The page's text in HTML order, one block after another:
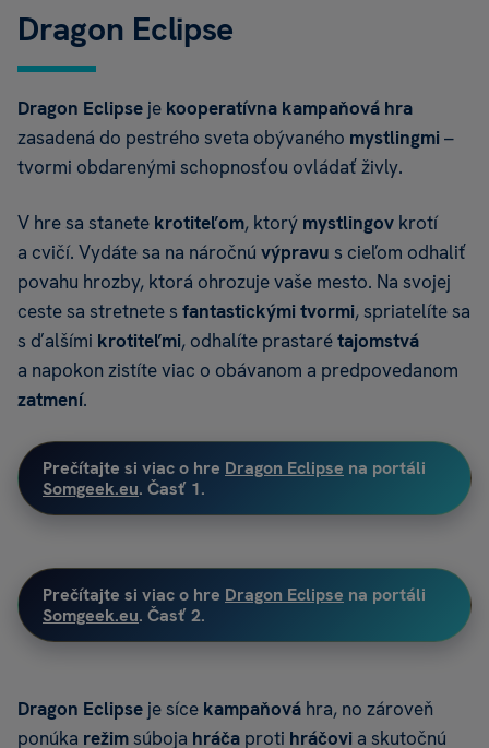
Dragon Eclipse
Dragon Eclipse je kooperatívna kampaňová hra
zasadená do pestrého sveta obývaného mystlingmi–
tvormi obdarenými schopnosťou ovládať živly.
V hre sa stanete krotiteľom, ktorý mystlingov krotí
a cvičí. Vydáte sa na náročnú výpravu s cieľom odhaliť
povahu hrozby, ktorá ohrozuje vaše mesto. Na svojej
ceste sa stretnete s fantastickýmitvormi, spriatelíte sa
s ďalšími krotiteľmi, odhalíte prastarétajomstvá
a napokon zistíte viac o obávanom a predpovedanom
zatmení.
Prečítajte si viac o hre Dragon Eclipse na portáli
Somgeek.eu. Časť 1.
Prečítajte si viac o hre Dragon Eclipse na portáli
Somgeek.eu. Časť 2.
Dragon Eclipse je síce kampaňová hra, no zároveň
ponúka režim súboja hráča proti hráčovi a skutočnú